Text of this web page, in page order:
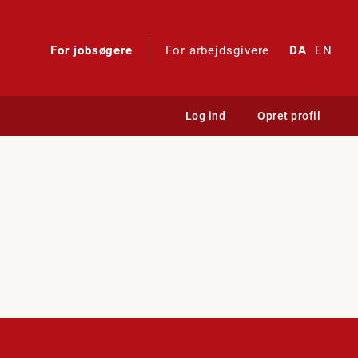
For jobsøgere For arbejdsgivere DA EN
Log ind Opret profil